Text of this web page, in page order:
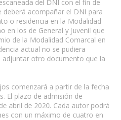
del DNI con el fin de
deberá acompañar el DNI para
o residencia en la Modalidad
en los de General y Juvenil que
de la Modalidad Comarcal en
actual no se pudiera
otro documento que la
comenzará a partir de la fecha
El plazo de admisión de
abril de 2020. Cada autor podrá
con un máximo de cuatro en